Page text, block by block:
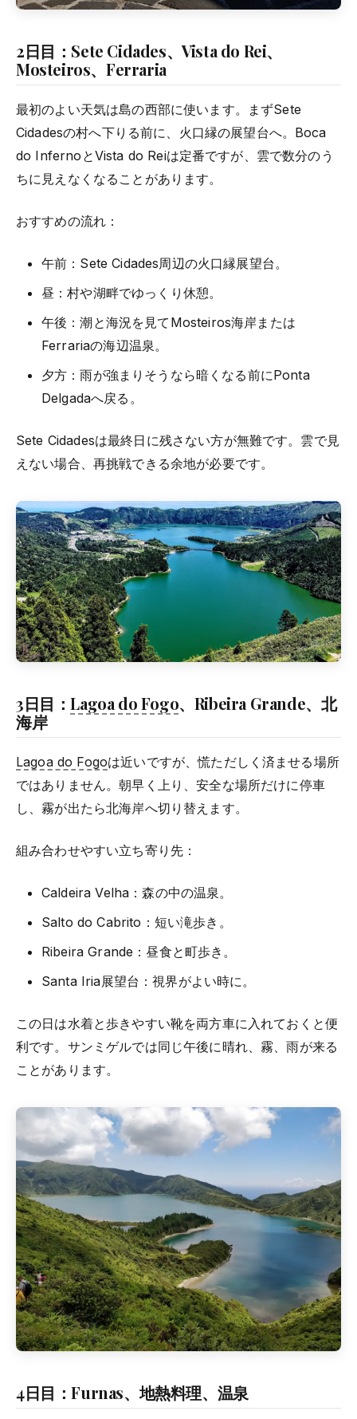
2日目：Sete Cidades、Vista do Rei、
Mosteiros、Ferraria
最初のよい天気は島の西部に使います。まずSete
Cidadesの村へ下りる前に、火口縁の展望台へ。Boca
do InfernoとVista do Reiは定番ですが、雲で数分のう
ちに見えなくなることがあります。
おすすめの流れ：
午前：Sete Cidades周辺の火口縁展望台。
昼：村や湖畔でゆっくり休憩。
午後：潮と海況を見てMosteiros海岸または
Ferrariaの海辺温泉。
夕方：雨が強まりそうなら暗くなる前にPonta
Delgadaへ戻る。
Sete Cidadesは最終日に残さない方が無難です。雲で見
えない場合、再挑戦できる余地が必要です。
3日目：Lagoa do Fogo、Ribeira Grande、北
海岸
Lagoa do Fogoは近いですが、慌ただしく済ませる場所
ではありません。朝早く上り、安全な場所だけに停車
し、霧が出たら北海岸へ切り替えます。
組み合わせやすい立ち寄り先：
Caldeira Velha：森の中の温泉。
Salto do Cabrito：短い滝歩き。
Ribeira Grande：昼食と町歩き。
Santa Iria展望台：視界がよい時に。
この日は水着と歩きやすい靴を両方車に入れておくと便
利です。サンミゲルでは同じ午後に晴れ、霧、雨が来る
ことがあります。
4日目：Furnas、地熱料理、温泉